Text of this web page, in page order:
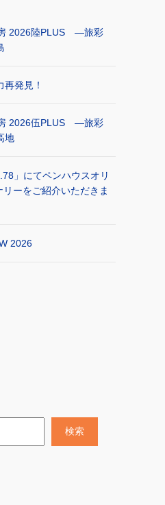
2026陸PLUS ―旅彩
発見！
2026伍PLUS ―旅彩
地
」にてペンハウスオリ
ーをご紹介いただきま
2026
検索